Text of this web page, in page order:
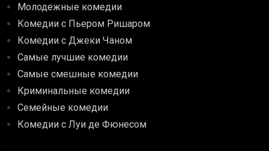
Молодежные комедии
Комедии с Пьером Ришаром
Комедии с Джеки Чаном
Самые лучшие комедии
Самые смешные комедии
Криминальные комедии
Семейные комедии
Комедии с Луи де Фюнесом